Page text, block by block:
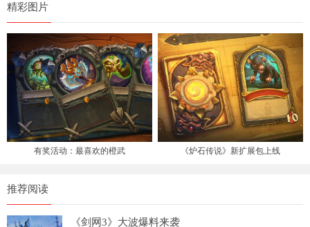
精彩图片
有奖活动：最喜欢的橙武 《炉石传说》新扩展包上线
推荐阅读
《剑网3》大波爆料来袭